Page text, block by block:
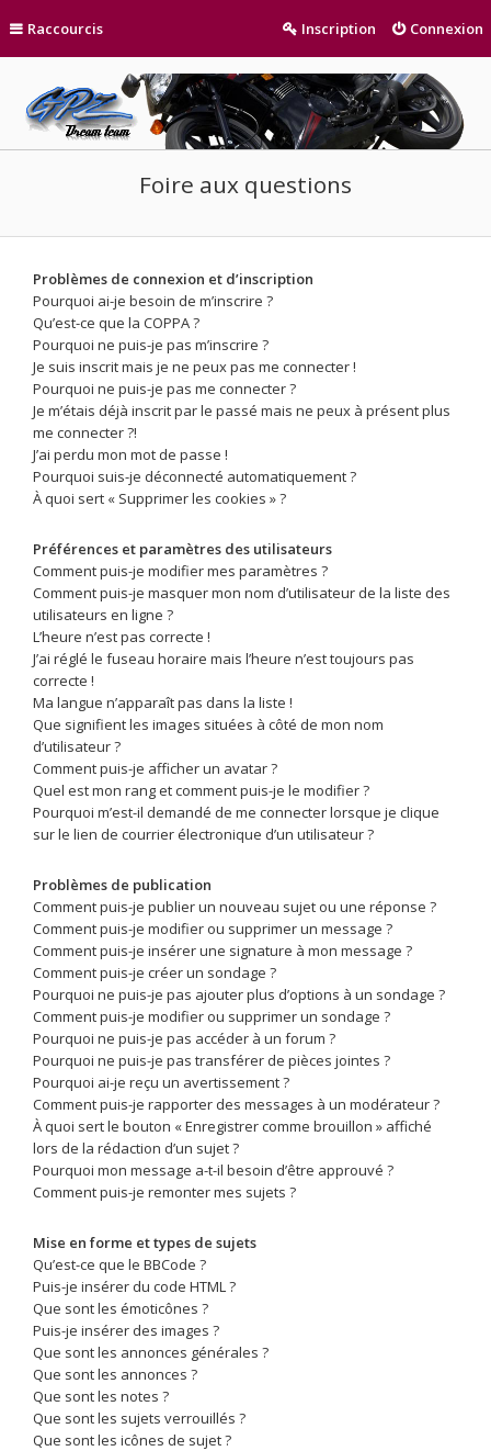
Raccourcis Connexion
Inscription
Foire aux questions
Problèmes de connexion et d’inscription
Pourquoi ai-je besoin de m’inscrire ?
Qu’est-ce que la COPPA ?
Pourquoi ne puis-je pas m’inscrire ?
Je suis inscrit mais je ne peux pas me connecter !
Pourquoi ne puis-je pas me connecter ?
Je m’étais déjà inscrit par le passé mais ne peux à présent plus
me connecter ?!
J’ai perdu mon mot de passe !
Pourquoi suis-je déconnecté automatiquement ?
À quoi sert « Supprimer les cookies » ?
Préférences et paramètres des utilisateurs
Comment puis-je modifier mes paramètres ?
Comment puis-je masquer mon nom d’utilisateur de la liste des
utilisateurs en ligne ?
L’heure n’est pas correcte !
J’ai réglé le fuseau horaire mais l’heure n’est toujours pas
correcte !
Ma langue n’apparaît pas dans la liste !
Que signifient les images situées à côté de mon nom
d’utilisateur ?
Comment puis-je afficher un avatar ?
Quel est mon rang et comment puis-je le modifier ?
Pourquoi m’est-il demandé de me connecter lorsque je clique
sur le lien de courrier électronique d’un utilisateur ?
Problèmes de publication
Comment puis-je publier un nouveau sujet ou une réponse ?
Comment puis-je modifier ou supprimer un message ?
Comment puis-je insérer une signature à mon message ?
Comment puis-je créer un sondage ?
Pourquoi ne puis-je pas ajouter plus d’options à un sondage ?
Comment puis-je modifier ou supprimer un sondage ?
Pourquoi ne puis-je pas accéder à un forum ?
Pourquoi ne puis-je pas transférer de pièces jointes ?
Pourquoi ai-je reçu un avertissement ?
Comment puis-je rapporter des messages à un modérateur ?
À quoi sert le bouton « Enregistrer comme brouillon » affiché
lors de la rédaction d’un sujet ?
Pourquoi mon message a-t-il besoin d’être approuvé ?
Comment puis-je remonter mes sujets ?
Mise en forme et types de sujets
Qu’est-ce que le BBCode ?
Puis-je insérer du code HTML ?
Que sont les émoticônes ?
Puis-je insérer des images ?
Que sont les annonces générales ?
Que sont les annonces ?
Que sont les notes ?
Que sont les sujets verrouillés ?
Que sont les icônes de sujet ?